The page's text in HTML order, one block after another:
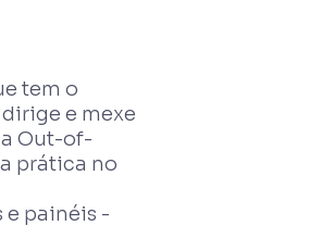
tem o
e mexe
Out-of-
prática no
e painéis -